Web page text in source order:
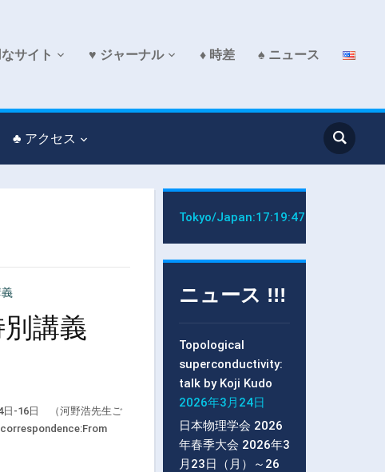
サイト ♥ ジャーナル ♦ 時差 ♠ ニュース
♣ アクセス
別講義
日-16日 （河野浩先生ご
Tokyo/Japan:17:19:48
ニュース !!!
Topological
superconductivity:
talk by Koji Kudo
2026年3月24日
日本物理学会 2026
年春季大会 2026年3
月23日（月）～26